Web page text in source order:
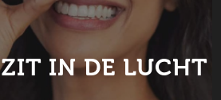
IN DE LUCHT